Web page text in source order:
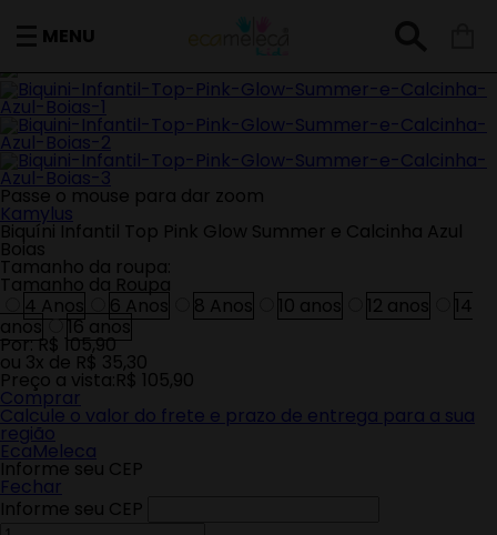
MENU
Roupas Infantil Moda Praia
Passe o mouse para dar zoom
Kamylus
Biquíni Infantil Top Pink Glow Summer e Calcinha Azul
Boias
Tamanho da roupa:
Tamanho da Roupa
4 Anos
6 Anos 8 Anos 10 anos 12 anos
14
anos
16 anos
Por:R$ 105,90
ou 3x de R$ 35,30
Preço a vista: R$ 105,90
Comprar
Calcule o valor do frete e prazo de entrega para a sua
região
EcaMeleca
Informe seu CEP
Fechar
Informe seu CEP